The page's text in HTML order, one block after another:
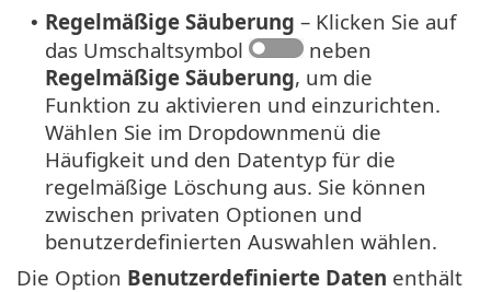
• Regelmäßige Säuberung – Klicken Sie auf
das Umschaltsymbol
neben
Regelmäßige Säuberung, um die
Funktion zu aktivieren und einzurichten.
Wählen Sie im Dropdownmenü die
Häufigkeit und den Datentyp für die
regelmäßige Löschung aus. Sie können
zwischen privaten Optionen und
benutzerdefinierten Auswahlen wählen.
Die Option Benutzerdefinierte Daten enthält